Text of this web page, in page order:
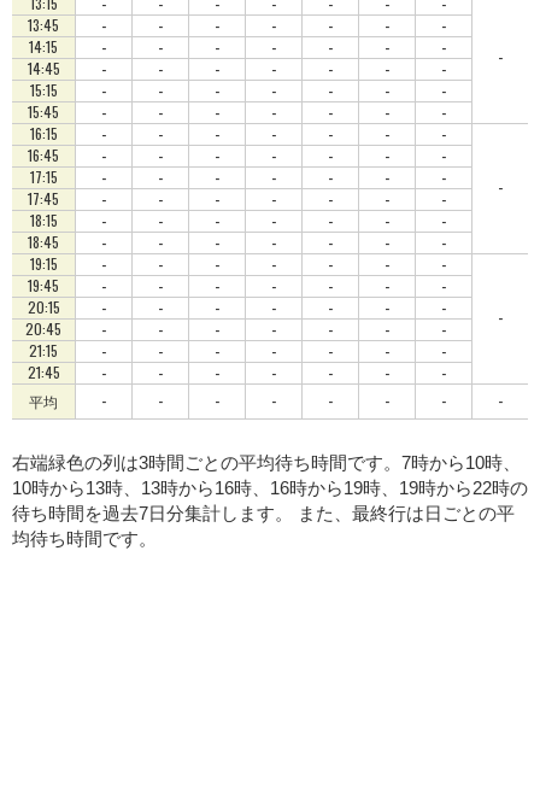
-
13:45 - - - - - - -
14:15 - - - - - - -
14:45 - - - - - - -
15:15 - - - - - - -
15:45 - - - - - - -
16:15 - - - - - - -
-
16:45 - - - - - - -
17:15 - - - - - - -
17:45 - - - - - - -
18:15 - - - - - - -
18:45 - - - - - - -
19:15 - - - - - - -
-
19:45 - - - - - - -
20:15 - - - - - - -
20:45 - - - - - - -
21:15 - - - - - - -
21:45 - - - - - - -
平均 - - - - - - - -
右端緑色の列は3時間ごとの平均待ち時間です。7時から10時、
10時から13時、13時から16時、16時から19時、19時から22時の
待ち時間を過去7日分集計します。 また、最終行は日ごとの平
均待ち時間です。